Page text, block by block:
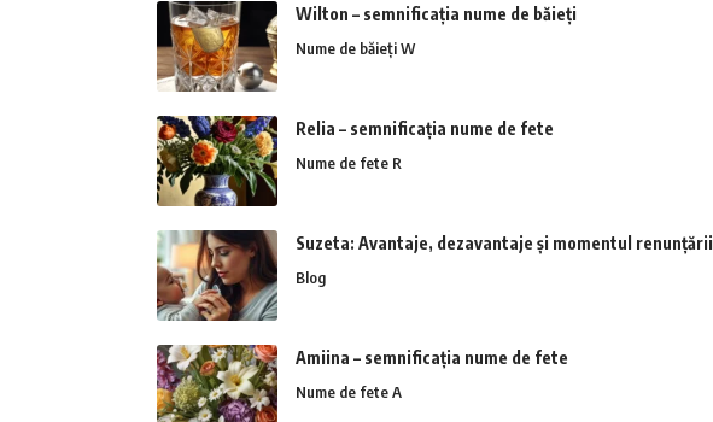
Wilton – semnificația nume de băieți
Nume de băieți W
Relia – semnificația nume de fete
Nume de fete R
Suzeta: Avantaje, dezavantaje și momentul renunțării
Blog
Amiina – semnificația nume de fete
Nume de fete A